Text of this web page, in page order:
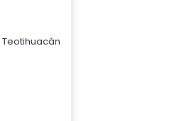
Teotihuacán